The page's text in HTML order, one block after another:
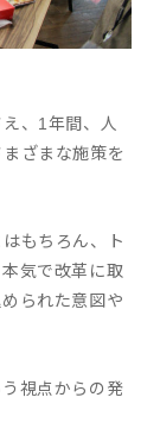
、1年間、人
ざまな施策を
もちろん、ト
気で改革に取
られた意図や
視点からの発